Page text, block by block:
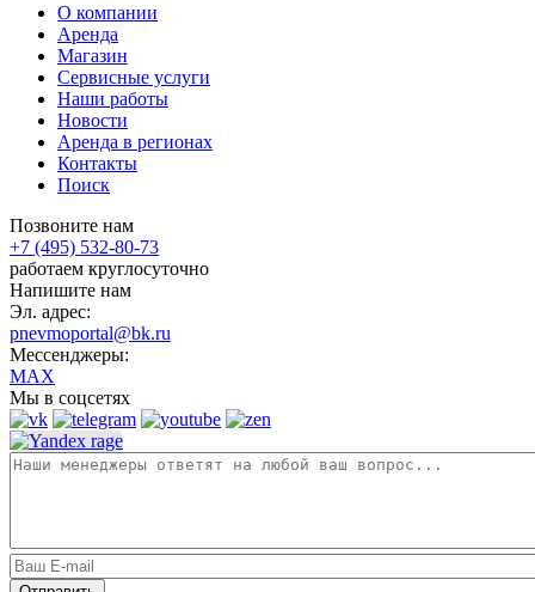
О компании
Аренда
Магазин
Сервисные услуги
Наши работы
Новости
Аренда в регионах
Контакты
Поиск
Позвоните нам
+7 (495) 532-80-73
работаем круглосуточно
Напишите нам
Эл. адрес:
pnevmoportal@bk.ru
Мессенджеры:
MAX
Мы в соцсетях